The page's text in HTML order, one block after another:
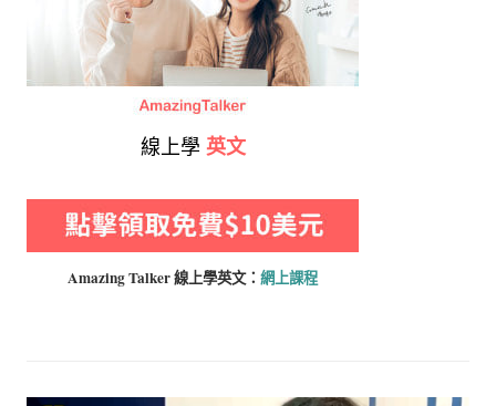
線上學 英文
Amazing Talker 線上學英文： 網上課程